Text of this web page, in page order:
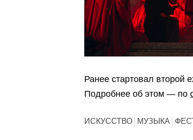
Ранее стартовал второй
Подробнее об этом — по
ИСКУССТВО МУЗЫКА